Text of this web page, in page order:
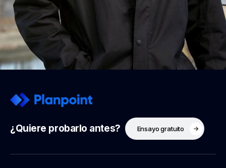
¿Quiere probarlo antes? Ensayo gratuito